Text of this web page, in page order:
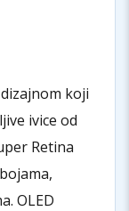
koji
ivice od
Retina
OLED